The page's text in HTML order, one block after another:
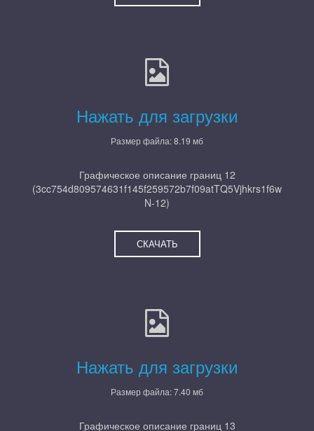
Нажать для загрузки
Размер файла: 8.19 мб
Графическое описание границ 12
(3cc754d809574631f145f259572b7f09atTQ5Vjhkrs1f6w
N-12)
СКАЧАТЬ
Нажать для загрузки
Размер файла: 7.40 мб
Графическое описание границ 13